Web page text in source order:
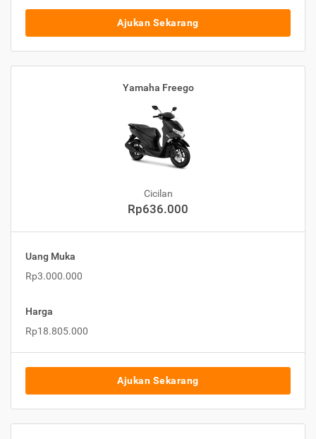
Ajukan Sekarang
Yamaha Freego
Cicilan
Rp636.000
Uang Muka
Rp3.000.000
Harga
Rp18.805.000
Ajukan Sekarang